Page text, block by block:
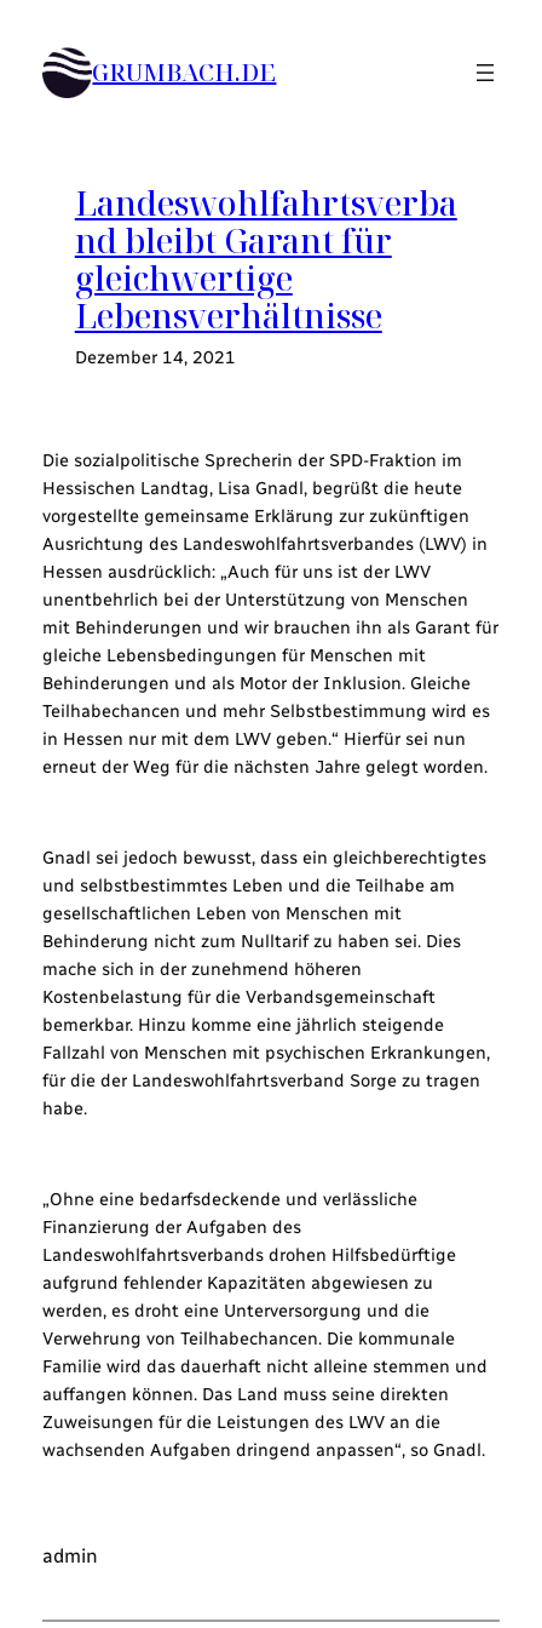
Inhalt
springen GRUMBACH.DE
Landeswohlfahrtsverba
nd bleibt Garant für
gleichwertige
Lebensverhältnisse
Dezember 14, 2021
Die sozialpolitische Sprecherin der SPD-Fraktion im
Hessischen Landtag, Lisa Gnadl, begrüßt die heute
vorgestellte gemeinsame Erklärung zur zukünftigen
Ausrichtung des Landeswohlfahrtsverbandes (LWV) in
Hessen ausdrücklich: „Auch für uns ist der LWV
unentbehrlich bei der Unterstützung von Menschen
mit Behinderungen und wir brauchen ihn als Garant für
gleiche Lebensbedingungen für Menschen mit
Behinderungen und als Motor der Inklusion. Gleiche
Teilhabechancen und mehr Selbstbestimmung wird es
in Hessen nur mit dem LWV geben.“ Hierfür sei nun
erneut der Weg für die nächsten Jahre gelegt worden.
Gnadl sei jedoch bewusst, dass ein gleichberechtigtes
und selbstbestimmtes Leben und die Teilhabe am
gesellschaftlichen Leben von Menschen mit
Behinderung nicht zum Nulltarif zu haben sei. Dies
mache sich in der zunehmend höheren
Kostenbelastung für die Verbandsgemeinschaft
bemerkbar. Hinzu komme eine jährlich steigende
Fallzahl von Menschen mit psychischen Erkrankungen,
für die der Landeswohlfahrtsverband Sorge zu tragen
habe.
„Ohne eine bedarfsdeckende und verlässliche
Finanzierung der Aufgaben des
Landeswohlfahrtsverbands drohen Hilfsbedürftige
aufgrund fehlender Kapazitäten abgewiesen zu
werden, es droht eine Unterversorgung und die
Verwehrung von Teilhabechancen. Die kommunale
Familie wird das dauerhaft nicht alleine stemmen und
auffangen können. Das Land muss seine direkten
Zuweisungen für die Leistungen des LWV an die
wachsenden Aufgaben dringend anpassen“, so Gnadl.
admin